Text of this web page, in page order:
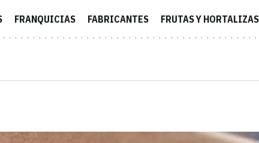
FRANQUICIAS FABRICANTES FRUTAS Y HORTALIZAS